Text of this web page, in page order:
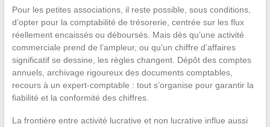
Pour les petites associations, il reste possible, sous conditions,
d’opter pour la comptabilité de trésorerie, centrée sur les flux
réellement encaissés ou déboursés. Mais dès qu’une activité
commerciale prend de l’ampleur, ou qu’un chiffre d’affaires
significatif se dessine, les règles changent. Dépôt des comptes
annuels, archivage rigoureux des documents comptables,
recours à un expert-comptable : tout s’organise pour garantir la
fiabilité et la conformité des chiffres.
La frontière entre activité lucrative et non lucrative influe aussi